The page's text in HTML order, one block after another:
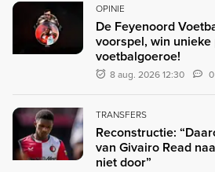
OPINIE
De Feyenoord
voorspel, win
voetbalgoeroe!
8 aug. 2026 12:30
TRANSFERS
Reconstructie:
van Givairo Read
niet door”